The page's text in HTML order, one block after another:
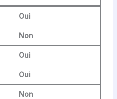
Oui
Non
Oui
Oui
Non